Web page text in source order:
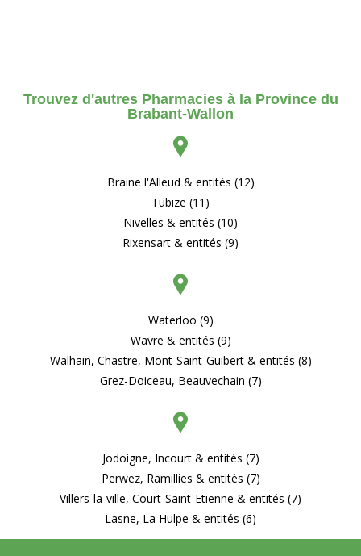
Trouvez d'autres Pharmacies à la Province du
Brabant-Wallon
Braine l'Alleud & entités (12)
Tubize (11)
Nivelles & entités (10)
Rixensart & entités (9)
Waterloo (9)
Wavre & entités (9)
Walhain, Chastre, Mont-Saint-Guibert & entités (8)
Grez-Doiceau, Beauvechain (7)
Jodoigne, Incourt & entités (7)
Perwez, Ramillies & entités (7)
Villers-la-ville, Court-Saint-Etienne & entités (7)
Lasne, La Hulpe & entités (6)